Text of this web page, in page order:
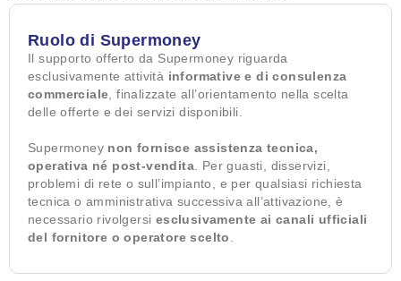
Ruolo di Supermoney
Il supporto offerto da Supermoney riguarda
esclusivamente attività informative e di consulenza
commerciale , finalizzate all’orientamento nella scelta
delle offerte e dei servizi disponibili.
Supermoney non fornisce assistenza tecnica,
operativa né post-vendita . Per guasti, disservizi,
problemi di rete o sull’impianto, e per qualsiasi richiesta
tecnica o amministrativa successiva all’attivazione, è
necessario rivolgersi esclusivamente ai canali ufficiali
del fornitore o operatore scelto